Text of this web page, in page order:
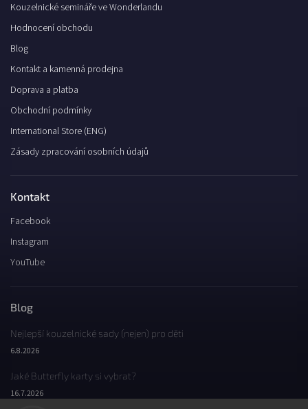
Kouzelnické semináře ve Wonderlandu
Hodnocení obchodu
Blog
Kontakt a kamenná prodejna
Doprava a platba
Obchodní podmínky
International Store (ENG)
Zásady zpracování osobních údajů
Kontakt
Facebook
Instagram
YouTube
Blog
Nejlepší kouzelnické sady (nejen) pro děti
6.8.2026
Jaké Butterfly karty si vybrat?
16.7.2026